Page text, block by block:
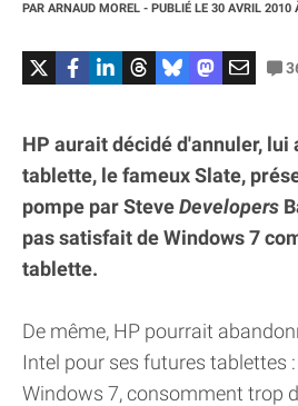
PAR ARNAUD MOREL - PUBLIÉ LE 30 AVRIL 2010
HP aurait décidé d'annuler, lui
tablette, le fameux Slate,
pompe par SteveDevelopers
pas satisfait de Windows 7
tablette.
De même, HP pourrait
Intel pour ses futures tablettes
Windows 7, consomment trop